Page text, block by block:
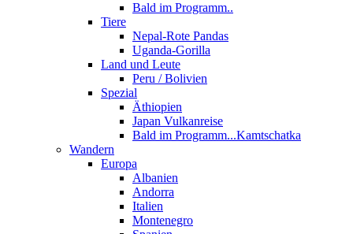
Bald im Programm..
Tiere
Nepal-Rote Pandas
Uganda-Gorilla
Land und Leute
Peru / Bolivien
Spezial
Äthiopien
Japan Vulkanreise
Bald im Programm...Kamtschatka
Wandern
Europa
Albanien
Andorra
Italien
Montenegro